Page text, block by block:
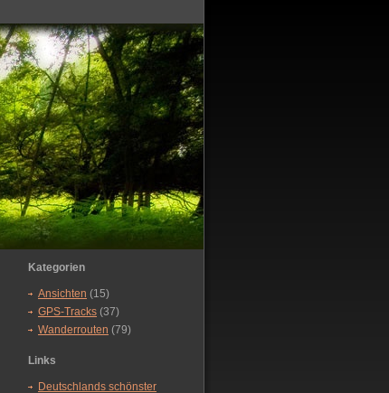
Kategorien
Ansichten (15)
GPS-Tracks (37)
Wanderrouten (79)
Links
Deutschlands schönster